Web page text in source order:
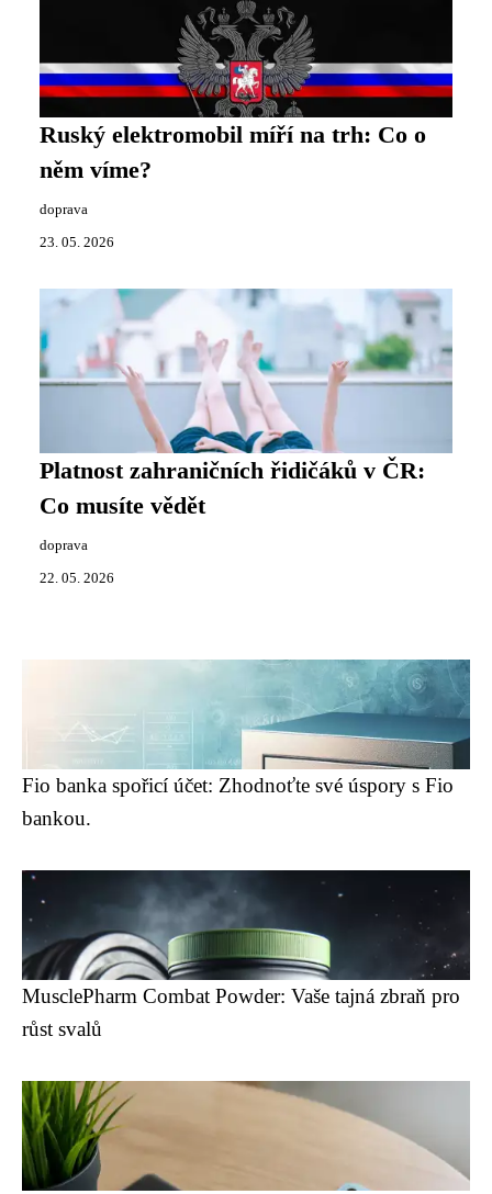
Ruský elektromobil míří na trh: Co o
něm víme?
doprava
23. 05. 2026
Platnost zahraničních řidičáků v ČR:
Co musíte vědět
doprava
22. 05. 2026
Fio banka spořicí účet: Zhodnoťte své úspory s Fio
bankou.
MusclePharm Combat Powder: Vaše tajná zbraň pro
růst svalů